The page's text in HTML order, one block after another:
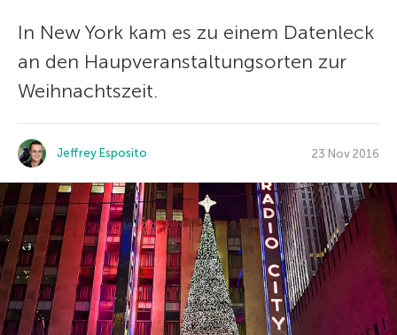
In New York kam es zu einem Datenleck
an den Haupveranstaltungsorten zur
Weihnachtszeit.
Jeffrey Esposito 23 Nov 2016